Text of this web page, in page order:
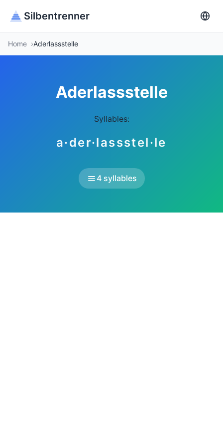
Silbentrenner
Home Aderlassstelle
Aderlassstelle
Syllables:
a·der·lassstel·le
4 syllables